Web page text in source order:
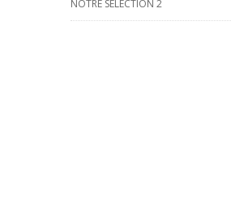
NOTRE SELECTION 2